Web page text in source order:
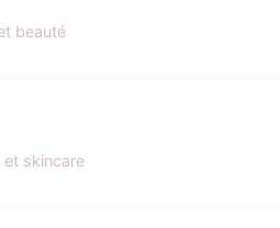
beauté
et skincare